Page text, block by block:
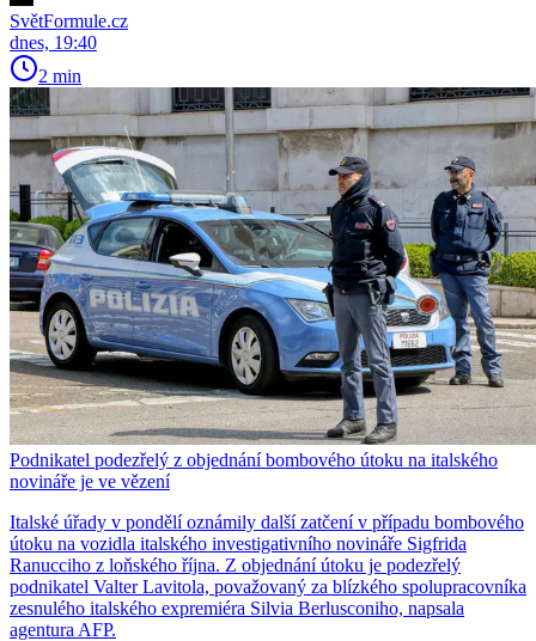
SvětFormule.cz
dnes, 19:40
2 min
Podnikatel podezřelý z objednání bombového útoku na italského
novináře je ve vězení
Italské úřady v pondělí oznámily další zatčení v případu bombového
útoku na vozidla italského investigativního novináře Sigfrida
Ranucciho z loňského října. Z objednání útoku je podezřelý
podnikatel Valter Lavitola, považovaný za blízkého spolupracovníka
zesnulého italského expremiéra Silvia Berlusconiho, napsala
agentura AFP.